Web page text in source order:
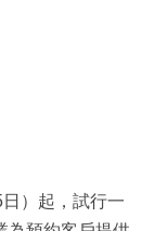
）起，試行一